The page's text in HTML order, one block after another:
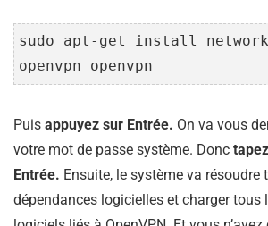
sudo apt-get install network-
openvpn openvpn
Puis appuyez sur Entrée. On va vous
votre mot de passe système. Donc
Entrée. Ensuite, le système va résoudre
dépendances logicielles et charger tous